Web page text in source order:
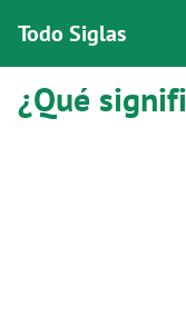
Todo Siglas
¿Qué